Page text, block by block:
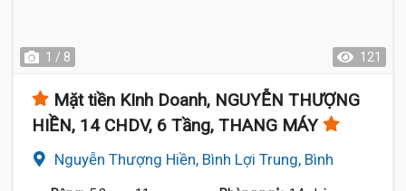
1 / 8 121
Mặt tiền KInh Doanh, NGUYỄN THƯỢNG
HIỀN, 14 CHDV, 6 Tầng, THANG MÁY
Nguyễn Thượng Hiền, Bình Lợi Trung, Bình